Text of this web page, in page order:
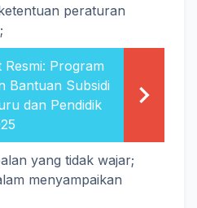
peraturan
Resmi: Program
Bantuan Subsidi
dan Pendidik
yang tidak wajar;
menyampaikan